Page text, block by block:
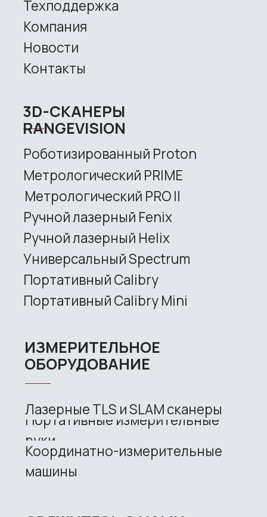
This is the official website of
RangeVision